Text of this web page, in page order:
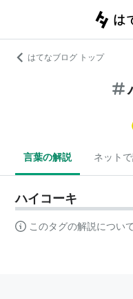
はてなブログ トップ
言葉の解説 ネット
ハイコーキ
このタグの解説について